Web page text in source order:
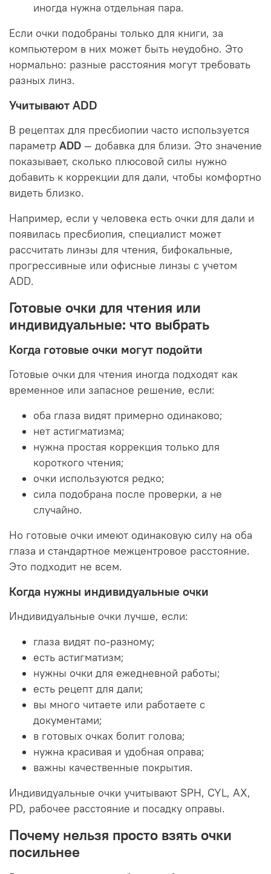
иногда нужна отдельная пара.
Если очки подобраны только для книги, за
компьютером в них может быть неудобно. Это
нормально: разные расстояния могут требовать
разных линз.
Учитывают ADD
В рецептах для пресбиопии часто используется
параметр ADD — добавка для близи. Это значение
показывает, сколько плюсовой силы нужно
добавить к коррекции для дали, чтобы комфортно
видеть близко.
Например, если у человека есть очки для дали и
появилась пресбиопия, специалист может
рассчитать линзы для чтения, бифокальные,
прогрессивные или офисные линзы с учетом
ADD.
Готовые очки для чтения или
индивидуальные: что выбрать
Когда готовые очки могут подойти
Готовые очки для чтения иногда подходят как
временное или запасное решение, если:
оба глаза видят примерно одинаково;
нет астигматизма;
нужна простая коррекция только для
короткого чтения;
очки используются редко;
сила подобрана после проверки, а не
случайно.
Но готовые очки имеют одинаковую силу на оба
глаза и стандартное межцентровое расстояние.
Это подходит не всем.
Когда нужны индивидуальные очки
Индивидуальные очки лучше, если:
глаза видят по-разному;
есть астигматизм;
нужны очки для ежедневной работы;
есть рецепт для дали;
вы много читаете или работаете с
документами;
в готовых очках болит голова;
нужна красивая и удобная оправа;
важны качественные покрытия.
Индивидуальные очки учитывают SPH, CYL, AX,
PD, рабочее расстояние и посадку оправы.
Почему нельзя просто взять очки
посильнее